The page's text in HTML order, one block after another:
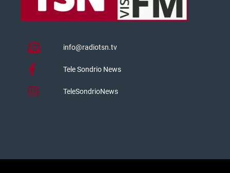
info@radiotsn.tv
Tele Sondrio News
TeleSondrioNews